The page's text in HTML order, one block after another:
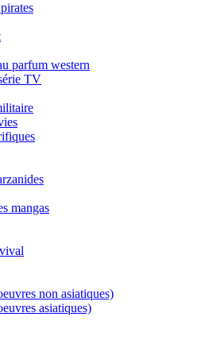
parfum western
TV
mangas
non asiatiques)
asiatiques)